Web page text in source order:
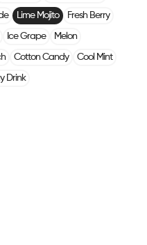
Lime Mojito Fresh Berry
Ice Grape Melon
Cotton Candy Cool Mint
Drink